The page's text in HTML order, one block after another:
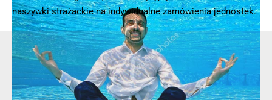
naszywki strażackie na indywidualne zamówienia jednostek.
- Reklama -